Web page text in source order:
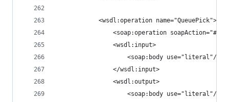
            <wsdl:operation name="QueuePick">
<soap:operation
				<wsdl:input>
					<soap:body use="literal"/>
				</wsdl:input>
				<wsdl:output>
					<soap:body use="literal"/>